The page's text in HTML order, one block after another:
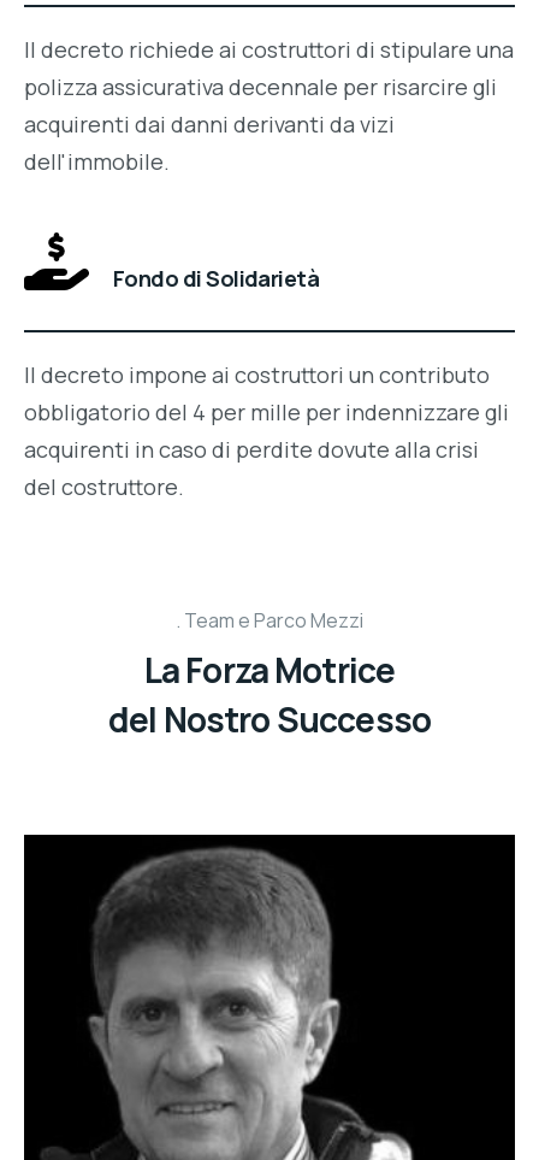
Il decreto richiede ai costruttori di stipulare una
polizza assicurativa decennale per risarcire gli
acquirenti dai danni derivanti da vizi
dell'immobile.
Fondo di Solidarietà
Il decreto impone ai costruttori un contributo
obbligatorio del 4 per mille per indennizzare gli
acquirenti in caso di perdite dovute alla crisi
del costruttore.
Team e Parco Mezzi
La Forza Motrice
del Nostro Successo